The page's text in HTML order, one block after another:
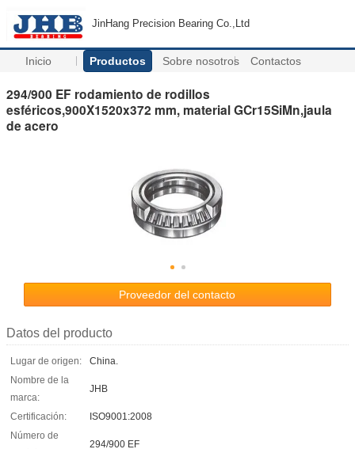
JinHang Precision Bearing Co.,Ltd
Inicio Productos Sobre nosotros Contactos
294/900 EF rodamiento de rodillos
esféricos,900X1520x372 mm, material GCr15SiMn,jaula
de acero
Proveedor del contacto
Datos del producto
Lugar de origen:
China.
Nombre de la
marca:
JHB
Certificación:
ISO9001:2008
Número de
294/900 EF